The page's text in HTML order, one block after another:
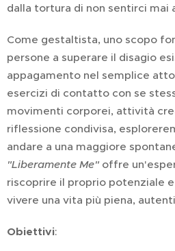
dalla tortura di non sentirci mai
Come gestaltista, uno scopo
persone a superare il disagio
appagamento nel semplice
esercizi di contatto con se
movimenti corporei, attività
riflessione condivisa,
andare a una maggiore
"Liberamente Me" offre
riscoprire il proprio potenziale
vivere una vita più piena,
Obiettivi: